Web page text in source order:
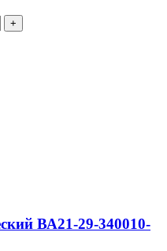
+
ВА21-29-340010-